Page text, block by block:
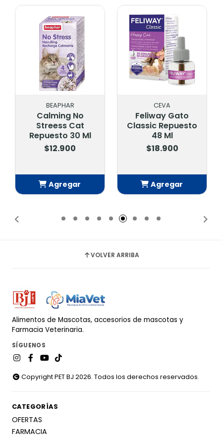
BEAPHAR
Calming No
Streess Cat
Repuesto 30 Ml
$12.900
Agregar
CEVA
Feliway Gato
Classic Repuesto
48 Ml
$18.900
Agregar
VOLVER ARRIBA
Alimentos de Mascotas, accesorios de mascotas y
Farmacia Veterinaria.
SÍGUENOS
Copyright PET BJ 2026. Todos los derechos reservados.
CATEGORÍAS
OFERTAS
FARMACIA